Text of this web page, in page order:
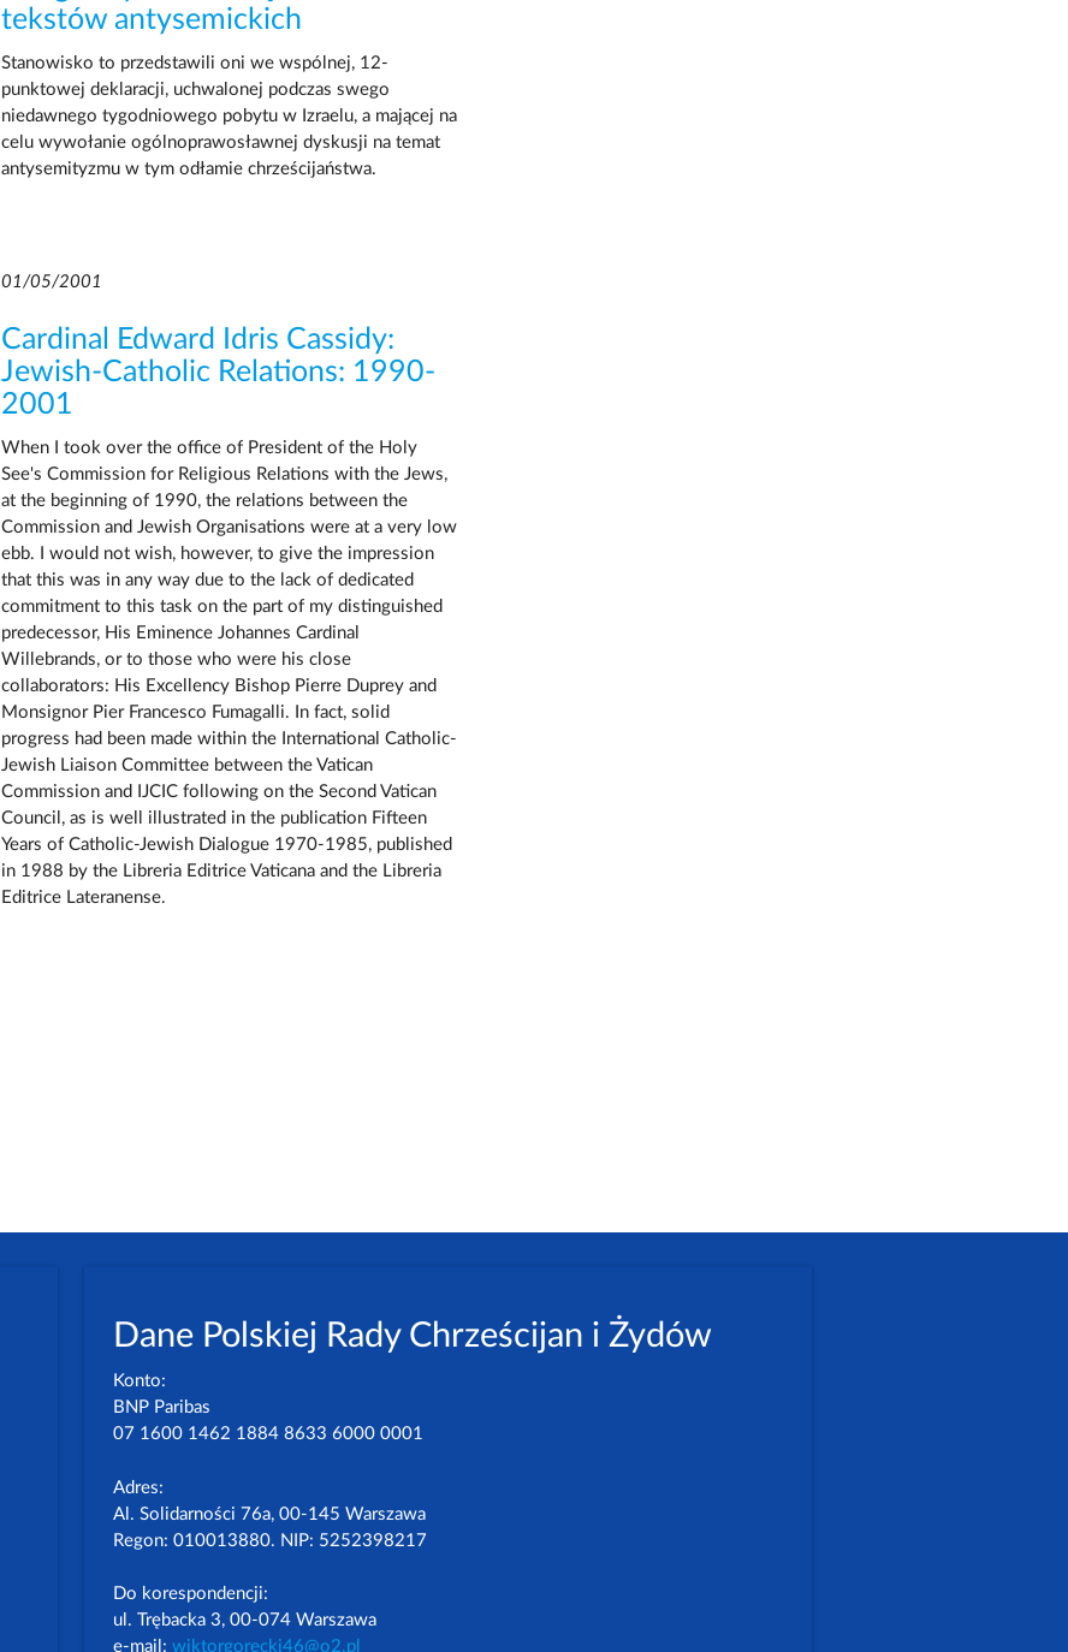
tekstów antysemickich
Stanowisko to przedstawili oni we wspólnej, 12-
punktowej deklaracji, uchwalonej podczas swego
niedawnego tygodniowego pobytu w Izraelu, a mającej na
celu wywołanie ogólnoprawosławnej dyskusji na temat
antysemityzmu w tym odłamie chrześcijaństwa.
01/05/2001
Cardinal Edward Idris Cassidy:
Jewish-Catholic Relations: 1990-
2001
When I took over the office of President of the Holy
See's Commission for Religious Relations with the Jews,
at the beginning of 1990, the relations between the
Commission and Jewish Organisations were at a very low
ebb. I would not wish, however, to give the impression
that this was in any way due to the lack of dedicated
commitment to this task on the part of my distinguished
predecessor, His Eminence Johannes Cardinal
Willebrands, or to those who were his close
collaborators: His Excellency Bishop Pierre Duprey and
Monsignor Pier Francesco Fumagalli. In fact, solid
progress had been made within the International Catholic-
Jewish Liaison Committee between the Vatican
Commission and IJCIC following on the Second Vatican
Council, as is well illustrated in the publication Fifteen
Years of Catholic-Jewish Dialogue 1970-1985, published
in 1988 by the Libreria Editrice Vaticana and the Libreria
Editrice Lateranense.
Dane Polskiej Rady Chrześcijan i Żydów
Konto:
BNP Paribas
07 1600 1462 1884 8633 6000 0001
Adres:
Al. Solidarności 76a, 00-145 Warszawa
Regon: 010013880. NIP: 5252398217
Do korespondencji:
ul. Trębacka 3, 00-074 Warszawa
e-mail:wiktorgorecki46@o2.pl